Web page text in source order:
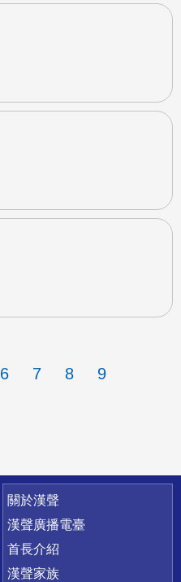
6 7 8 9
關於漢聲
漢聲廣播電臺
首長介紹
漢聲家族